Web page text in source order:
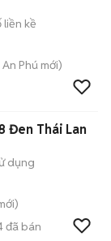
liền kề
An Phú mới)
Đen Thái Lan
dụng
đã bán